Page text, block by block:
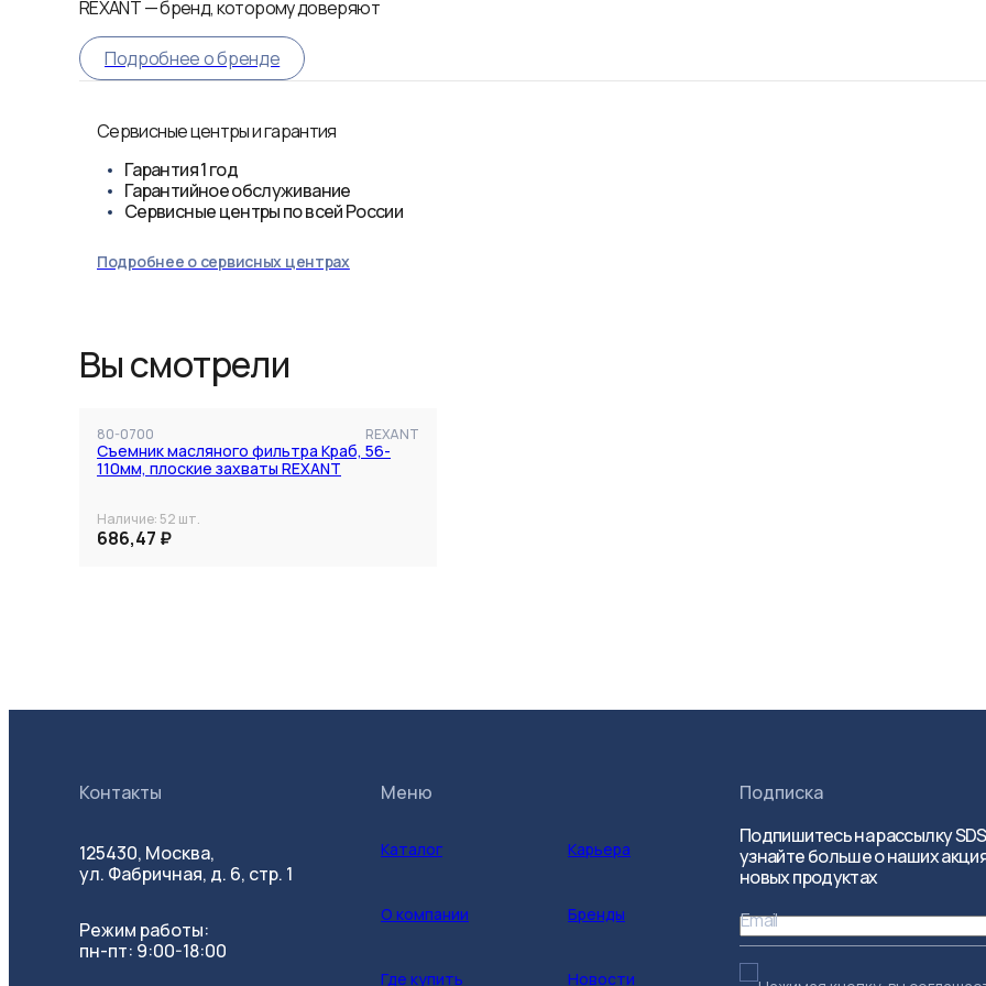
REXANT — бренд, которому доверяют
Подробнее о бренде
Сервисные центры и гарантия
Гарантия1 год
Гарантийное обслуживание
Сервисные центры по всей России
Подробнее о сервисных центрах
Вы смотрели
80-0700 REXANT
Съемник масляного фильтра Краб, 56-
110мм, плоские захваты REXANT
Наличие: 52 шт.
686,47 ₽
Контакты
125430, Москва,
ул. Фабричная, д. 6, стр. 1
Режим работы:
пн-пт: 9:00-18:00
Меню
Каталог Карьера
О компании Бренды
Где купить Новости
Подписка
Подпишитесь на рассылку
узнайте больше о наших
новых продуктах
Email